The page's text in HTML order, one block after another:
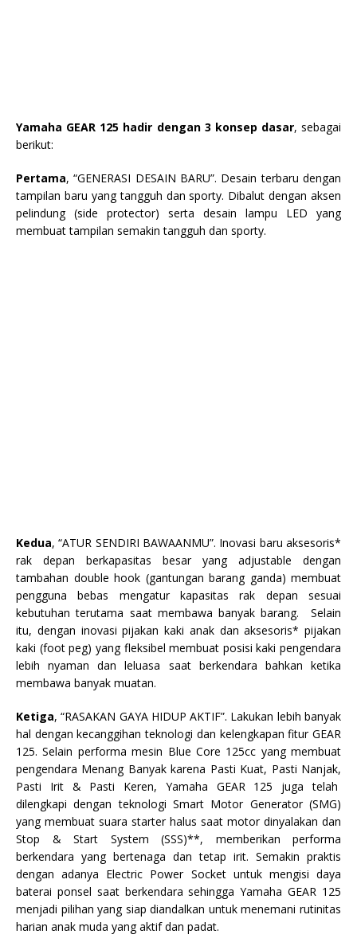
Yamaha GEAR 125 hadir dengan 3 konsep dasar, sebagai
berikut:
Pertama, “GENERASI DESAIN BARU”. Desain terbaru dengan
tampilan baru yang tangguh dan sporty. Dibalut dengan aksen
pelindung (side protector) serta desain lampu LED yang
membuat tampilan semakin tangguh dan sporty.
Kedua, “ATUR SENDIRI BAWAANMU”. Inovasi baru aksesoris*
rak depan berkapasitas besar yang adjustable dengan
tambahan double hook (gantungan barang ganda) membuat
pengguna bebas mengatur kapasitas rak depan sesuai
kebutuhan terutama saat membawa banyak barang. Selain
itu, dengan inovasi pijakan kaki anak dan aksesoris* pijakan
kaki (foot peg) yang fleksibel membuat posisi kaki pengendara
lebih nyaman dan leluasa saat berkendara bahkan ketika
membawa banyak muatan.
Ketiga, “RASAKAN GAYA HIDUP AKTIF”. Lakukan lebih banyak
hal dengan kecanggihan teknologi dan kelengkapan fitur GEAR
125. Selain performa mesin Blue Core 125cc yang membuat
pengendara Menang Banyak karena Pasti Kuat, Pasti Nanjak,
Pasti Irit & Pasti Keren, Yamaha GEAR 125 juga telah
dilengkapi dengan teknologi Smart Motor Generator (SMG)
yang membuat suara starter halus saat motor dinyalakan dan
Stop & Start System (SSS)**, memberikan performa
berkendara yang bertenaga dan tetap irit. Semakin praktis
dengan adanya Electric Power Socket untuk mengisi daya
baterai ponsel saat berkendara sehingga Yamaha GEAR 125
menjadi pilihan yang siap diandalkan untuk menemani rutinitas
harian anak muda yang aktif dan padat.